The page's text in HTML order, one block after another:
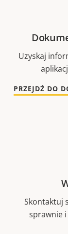
Uzyskaj
PRZEJDŹ DO
Skontaktuj
sprawnie